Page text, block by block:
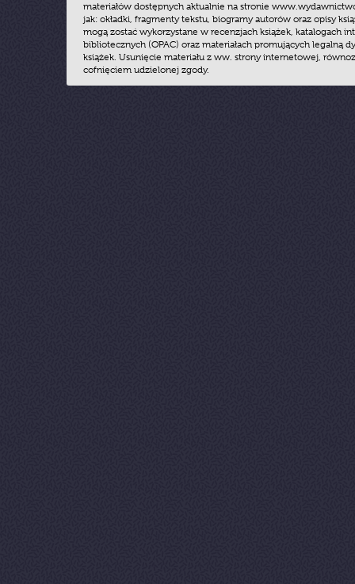
materiałów dostępnych aktualnie na stronie
jak: okładki, fragmenty tekstu, biogramy autorów oraz opisy
mogą zostać wykorzystane w recenzjach książek, katalogach
bibliotecznych (OPAC) oraz materiałach promujących legalną
książek. Usunięcie materiału z ww. strony internetowej,
cofnięciem udzielonej zgody.